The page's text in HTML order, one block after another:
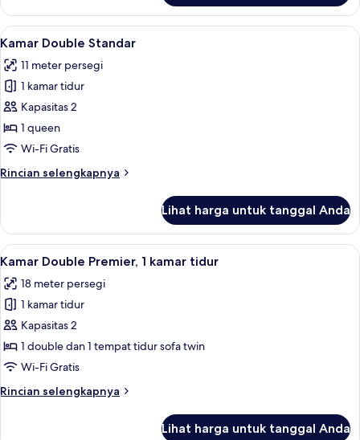
Kamar
Twin
Standar
Lihat
semua
foto
untuk
Kamar
Double
Standar
Kamar Double Standar | Seprai
6
Kamar Double Standar
11 meter persegi
1 kamar tidur
Kapasitas 2
1 queen
Wi-Fi Gratis
Rincian selengkapnya
Rincian
Kamar
Double
Standar
Lihat harga untuk tanggal Anda
Lihat
semua
foto
untuk
Kamar
Double
Premier,
kamar
Kamar Double Premier, 1 kamar
2
Kamar Double Premier, 1 kamar tidur
18 meter persegi
1 kamar tidur
Kapasitas 2
1 double dan 1 tempat tidur sofa twin
Wi-Fi Gratis
Rincian selengkapnya
Rincian
Lihat harga untuk tanggal Anda